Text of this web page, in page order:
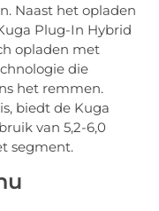
Naast het opladen
Plug-In Hybrid
opladen met
die
het remmen.
biedt de Kuga
van 5,2-6,0
segment.